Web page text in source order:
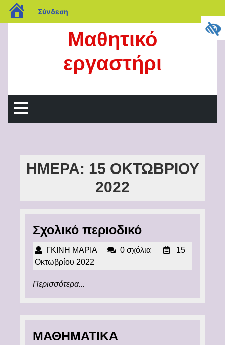
blogs.sch.gr
Σύνδεση
Μαθητικό
εργαστήρι
Άνοιγμα
ΗΜΈΡΑ: 15 ΟΚΤΩΒΡΊΟΥ
2022
Σχολικό περιοδικόΣχολικό
περιοδικό
ΓΚΙΝΗ ΜΑΡΙΑ ΓΚΙΝΗ0 σχόλια
15
Οκτωβρίου 2022
Περισσότερα...
ΜΑΘΗΜΑΤΙΚΑ